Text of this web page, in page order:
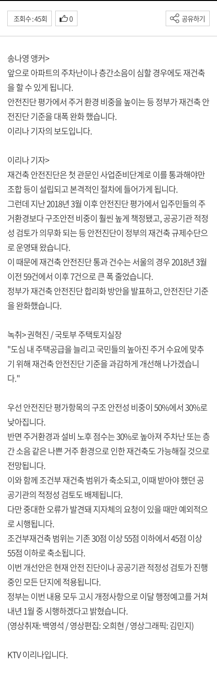
조회수 : 45회 0 공유하기
송나영 앵커>
앞으로 아파트의 주차난이나 층간소음이 심할 경우에도 재건축
을 할 수 있게 됩니다.
안전진단 평가에서 주거 환경 비중을 높이는 등 정부가 재건축 안
전진단 기준을 대폭 완화 했습니다.
이리나 기자의 보도입니다.
이리나 기자>
재건축 안전진단은 첫 관문인 사업준비단계로 이를 통과해야만
조합 등이 설립되고 본격적인 절차에 들어가게 됩니다.
그런데 지난 2018년 3월 이후 안전진단 평가에서 입주민들의 주
거환경보다 구조안전 비중이 훨씬 높게 책정됐고, 공공기관 적정
성 검토가 의무화 되는 등 안전진단이 정부의 재건축 규제수단으
로 운영돼 왔습니다.
이 때문에 재건축 안전진단 통과 건수는 서울의 경우 2018년 3월
이전 59건에서 이후 7건으로 큰 폭 줄었습니다.
정부가 재건축 안전진단 합리화 방안을 발표하고, 안전진단 기준
을 완화했습니다.
녹취> 권혁진 / 국토부 주택토지실장
"도심 내 주택공급을 늘리고 국민들의 높아진 주거 수요에 맞추
기 위해 재건축 안전진단 기준을 과감하게 개선해 나가겠습니
다."
우선 안전진단 평가항목의 구조 안전성 비중이 50%에서 30%로
낮아집니다.
반면 주거환경과 설비 노후 점수는 30%로 높아져 주차난 또는 층
간 소음 같은 나쁜 거주 환경으로 인한 재건축도 가능해질 것으로
전망됩니다.
이와 함께 조건부 재건축 범위가 축소되고, 이때 받아야 했던 공
공기관의 적정성 검토도 배제됩니다.
다만 중대한 오류가 발견돼 지자체의 요청이 있을 때만 예외적으
로 시행됩니다.
조건부재건축 범위는 기존 30점 이상 55점 이하에서 45점 이상
55점 이하로 축소됩니다.
이번 개선안은 현재 안전 진단이나 공공기관 적정성 검토가 진행
중인 모든 단지에 적용됩니다.
정부는 이번 내용 모두 고시 개정사항으로 이달 행정예고를 거쳐
내년 1월 중 시행하겠다고 밝혔습니다.
(영상취재: 백영석 / 영상편집: 오희현 / 영상그래픽: 김민지)
KTV 이리나입니다.